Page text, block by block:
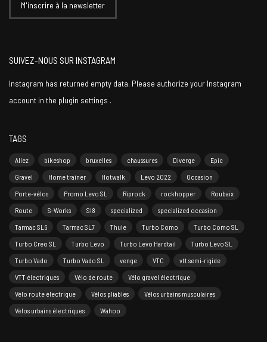
SUIVEZ-NOUS SUR INSTAGRAM
Instagram has returned empty data. Please authorize your Instagram
account in the plugin settings .
TAGS
Allez bikeshop bruxelles chaussures Diverge
Epic
Gravel
Home trainer Hotwalk Levo 2022
Occasion
Porte-vélos
Promo Levo SL Riprock rockhopper
Roubaix
Route
S-Works Sl8 specialized
specialized occasion
Tarmac SL6
Tarmac SL7 Thule Turbo Como
Turbo Como SL
Turbo Creo SL
Turbo Levo Turbo Levo Hardtail
Turbo Levo SL
Turbo Vado
Turbo Vado SL venge VTC
vtt semi-rigide
VTT électriques
Vélo de route
Vélo gravel électrique
Vélo route électrique
Vélos pliables
Vélos urbains musculaires
Vélos urbains électriques
Wahoo